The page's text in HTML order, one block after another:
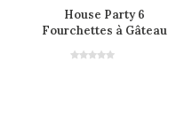
House Party 6
Fourchettes à Gâteau